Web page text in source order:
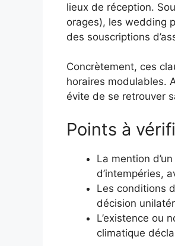
lieux de réception.
orages), les wedding
des souscriptions
Concrètement, ces
horaires modulables.
évite de se retrouver
Points à
La mention
d’intempéries,
Les conditions
décision
L’existence ou
climatique